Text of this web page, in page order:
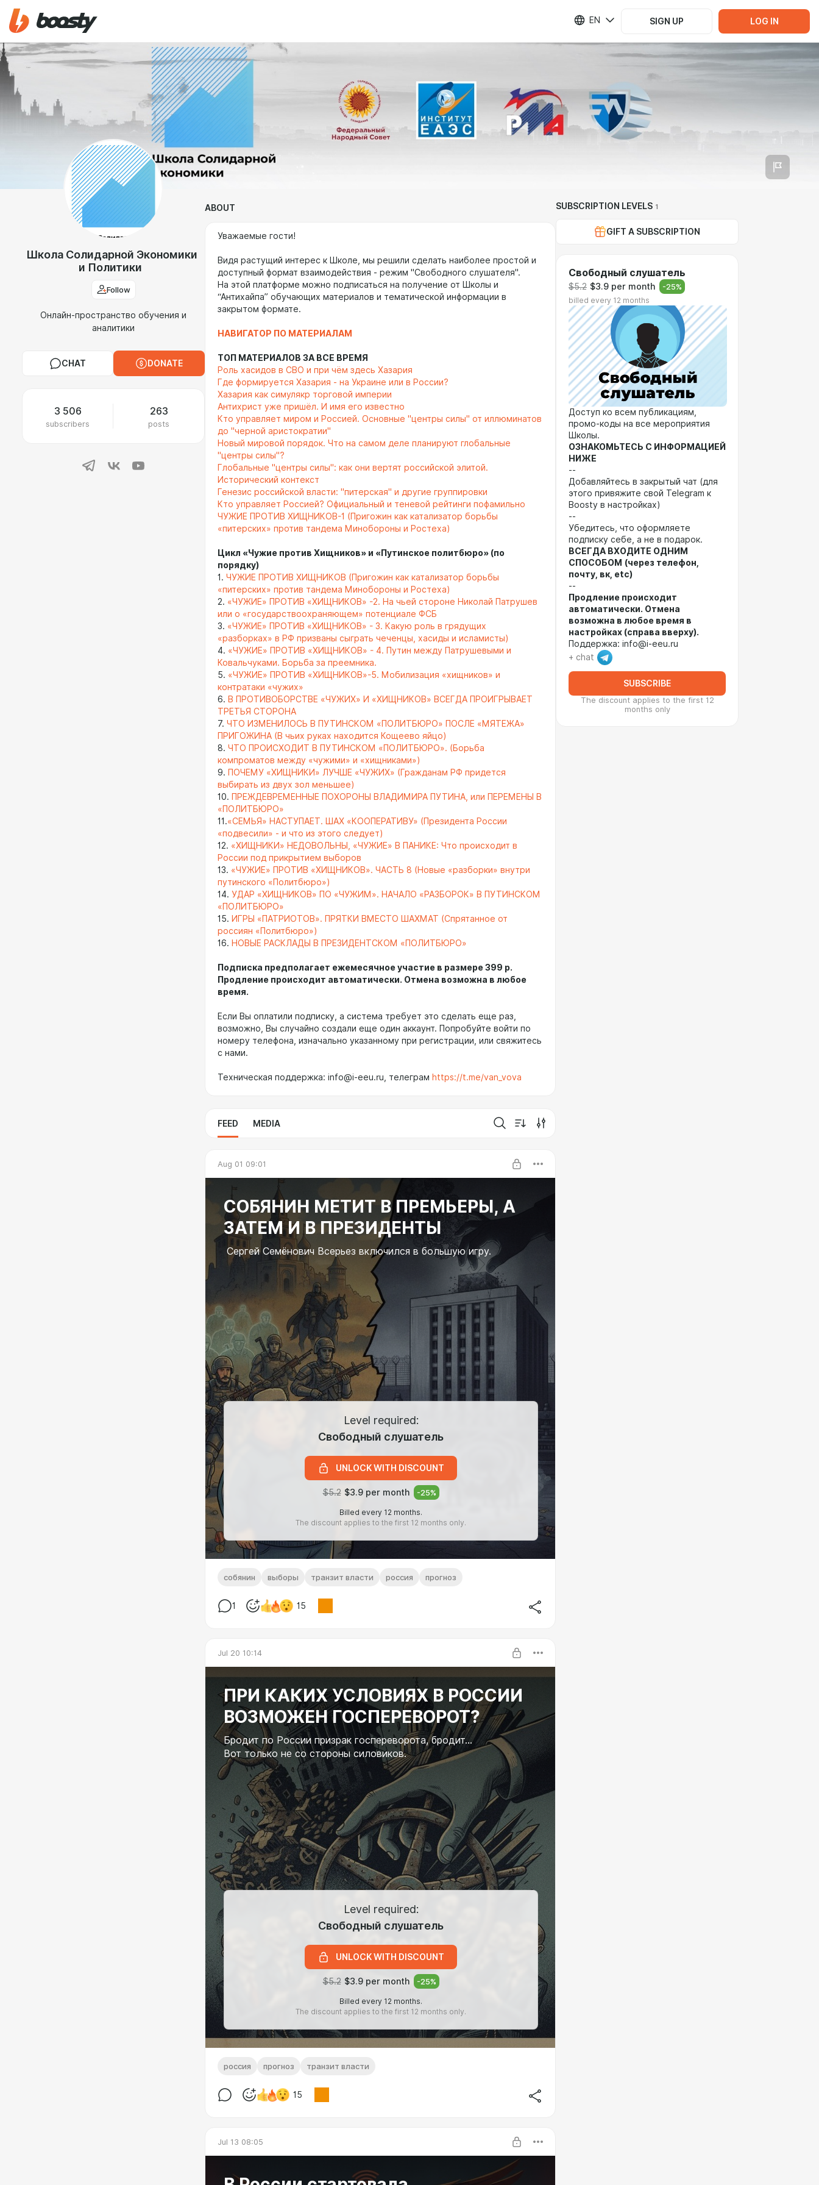
EN SIGN UP LOG IN
Школа Солидарной Экономики
и Политики
Follow
Онлайн-пространство обучения и
аналитики
CHAT DONATE
3 506
subscribers
263
posts
ABOUT
Уважаемые гости!
Видя растущий интерес к Школе, мы решили сделать наиболее простой и
доступный формат взаимодействия - режим "Свободного слушателя".
На этой платформе можно подписаться на получение от Школы и
“Антихайпа” обучающих материалов и тематической информации в
закрытом формате.
НАВИГАТОР ПО МАТЕРИАЛАМ
ТОП МАТЕРИАЛОВ ЗА ВСЕ ВРЕМЯ
Роль хасидов в СВО и при чём здесь Хазария
Где формируется Хазария - на Украине или в России?
Хазария как симулякр торговой империи
Антихрист уже пришёл. И имя его известно
Кто управляет миром и Россией. Основные "центры силы" от иллюминатов
до "черной аристократии"
Новый мировой порядок. Что на самом деле планируют глобальные
"центры силы"?
Глобальные "центры силы": как они вертят российской элитой.
Исторический контекст
Генезис российской власти: "питерская" и другие группировки
Кто управляет Россией? Официальный и теневой рейтинги пофамильно
ЧУЖИЕ ПРОТИВ ХИЩНИКОВ-1 (Пригожин как катализатор борьбы
«питерских» против тандема Минобороны и Ростеха)
Цикл «Чужие против Хищников» и «Путинское политбюро» (по
порядку)
1. ЧУЖИЕ ПРОТИВ ХИЩНИКОВ (Пригожин как катализатор борьбы
«питерских» против тандема Минобороны и Ростеха)
2. «ЧУЖИЕ» ПРОТИВ «ХИЩНИКОВ» -2. На чьей стороне Николай Патрушев
или о «государствоохраняющем» потенциале ФСБ
3. «ЧУЖИЕ» ПРОТИВ «ХИЩНИКОВ» - 3. Какую роль в грядущих
«разборках» в РФ призваны сыграть чеченцы, хасиды и исламисты)
4. «ЧУЖИЕ» ПРОТИВ «ХИЩНИКОВ» - 4. Путин между Патрушевыми и
Ковальчуками. Борьба за преемника.
5. «ЧУЖИЕ» ПРОТИВ «ХИЩНИКОВ»-5. Мобилизация «хищников» и
контратаки «чужих»
6. В ПРОТИВОБОРСТВЕ «ЧУЖИХ» И «ХИЩНИКОВ» ВСЕГДА ПРОИГРЫВАЕТ
ТРЕТЬЯ СТОРОНА
7. ЧТО ИЗМЕНИЛОСЬ В ПУТИНСКОМ «ПОЛИТБЮРО» ПОСЛЕ «МЯТЕЖА»
ПРИГОЖИНА (В чьих руках находится Кощеево яйцо)
8. ЧТО ПРОИСХОДИТ В ПУТИНСКОМ «ПОЛИТБЮРО». (Борьба
компроматов между «чужими» и «хищниками»)
9. ПОЧЕМУ «ХИЩНИКИ» ЛУЧШЕ «ЧУЖИХ» (Гражданам РФ придется
выбирать из двух зол меньшее)
10. ПРЕЖДЕВРЕМЕННЫЕ ПОХОРОНЫ ВЛАДИМИРА ПУТИНА, или ПЕРЕМЕНЫ В
«ПОЛИТБЮРО»
11.«СЕМЬЯ» НАСТУПАЕТ. ШАХ «КООПЕРАТИВУ» (Президента России
«подвесили» - и что из этого следует)
12. «ХИЩНИКИ» НЕДОВОЛЬНЫ, «ЧУЖИЕ» В ПАНИКЕ: Что происходит в
России под прикрытием выборов
13. «ЧУЖИЕ» ПРОТИВ «ХИЩНИКОВ». ЧАСТЬ 8 (Новые «разборки» внутри
путинского «Политбюро»)
14. УДАР «ХИЩНИКОВ» ПО «ЧУЖИМ». НАЧАЛО «РАЗБОРОК» В ПУТИНСКОМ
«ПОЛИТБЮРО»
15. ИГРЫ «ПАТРИОТОВ». ПРЯТКИ ВМЕСТО ШАХМАТ (Спрятанное от
россиян «Политбюро»)
16. НОВЫЕ РАСКЛАДЫ В ПРЕЗИДЕНТСКОМ «ПОЛИТБЮРО»
Подписка предполагает ежемесячное участие в размере 399 р.
Продление происходит автоматически. Отмена возможна в любое
время.
Если Вы оплатили подписку, а система требует это сделать еще раз,
возможно, Вы случайно создали еще один аккаунт. Попробуйте войти по
номеру телефона, изначально указанному при регистрации, или свяжитесь
с нами.
Техническая поддержка: info@i-eeu.ru, телеграм https://t.me/van_vova
FEED MEDIA
Aug 01 09:01
СОБЯНИН МЕТИТ В ПРЕМЬЕРЫ, А
ЗАТЕМ И В ПРЕЗИДЕНТЫ
Сергей Семёнович Всерьез включился в большую игру.
Level required:
Свободный слушатель
UNLOCK WITH DISCOUNT
$5.2 $3.9 per month -25%
Billed every 12 months.
The discount applies to the first 12 months only.
собянин выборы транзит власти россия прогноз
1 15
Jul 20 10:14
ПРИ КАКИХ УСЛОВИЯХ В РОССИИ
ВОЗМОЖЕН ГОСПЕРЕВОРОТ?
Бродит по России призрак госпереворота, бродит...
Вот только не со стороны силовиков.
Level required:
Свободный слушатель
UNLOCK WITH DISCOUNT
$5.2 $3.9 per month -25%
Billed every 12 months.
The discount applies to the first 12 months only.
россия прогноз транзит власти
15
Jul 13 08:05
SUBSCRIPTION LEVELS 1
GIFT A SUBSCRIPTION
Свободный слушатель
$5.2 $3.9 per month -25%
billed every 12 months
Доступ ко всем публикациям,
промо-коды на все мероприятия
Школы.
ОЗНАКОМЬТЕСЬ С ИНФОРМАЦИЕЙ
НИЖЕ
--
Добавляйтесь в закрытый чат (для
этого привяжите свой Telegram к
Boosty в настройках)
--
Убедитесь, что оформляете
подписку себе, а не в подарок.
ВСЕГДА ВХОДИТЕ ОДНИМ
СПОСОБОМ (через телефон,
почту, вк, etc)
--
Продление происходит
автоматически. Отмена
возможна в любое время в
настройках (справа вверху).
Поддержка: info@i-eeu.ru
+ chat
SUBSCRIBE
The discount applies to the first 12
months only